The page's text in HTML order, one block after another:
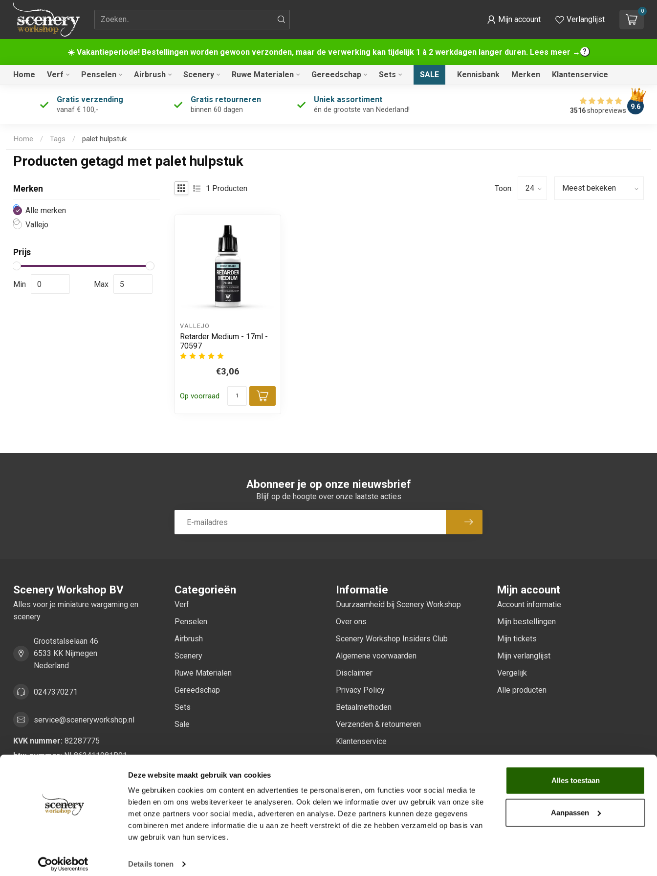
Deze website maakt gebruik van cookies
We gebruiken cookies om content en advertenties te personaliseren, om functies voor social media te
bieden en om ons websiteverkeer te analyseren. Ook delen we informatie over uw gebruik van onze site
met onze partners voor social media, adverteren en analyse. Deze partners kunnen deze gegevens
combineren met andere informatie die u aan ze heeft verstrekt of die ze hebben verzameld op basis van
uw gebruik van hun services.
Details tonen
Alles toestaan
Aanpassen
☀️ Vakantieperiode! Bestellingen worden gewoon verzonden, maar de verwerking kan tijdelijk 1 à 2 werkdagen langer duren. Lees meer →
Zoekterm Mijn account Verlanglijst
0
Home Verf Penselen Airbrush Scenery Ruwe Materialen Gereedschap Sets SALE Kennisbank Merken Klantenservice
Gratis verzending
vanaf € 100,-
Gratis retourneren
binnen 60 dagen
Uniek assortiment
én de grootste van Nederland! 3516shopreviews 9.6
Home / Tags / palet hulpstuk
Producten getagd met palet hulpstuk
Merken
Alle merken
Vallejo
Prijs
Min Max
1 Producten Toon:
VALLEJO
Retarder Medium - 17ml -
70597
€3,06
Op voorraad
Toevoegen aan winkelwagen
Abonneer je op onze nieuwsbrief
Blijf op de hoogte over onze laatste acties
Abonneer
Scenery Workshop BV
Alles voor je miniature wargaming en
scenery
Grootstalselaan 46
6533 KK Nijmegen
Nederland
0247370271
service@sceneryworkshop.nl
KVK nummer: 82287775
btw-nummer:NL862411981B01
Categorieën
Verf
Penselen
Airbrush
Scenery
Ruwe Materialen
Gereedschap
Sets
Sale
Informatie
Duurzaamheid bij Scenery Workshop
Over ons
Scenery Workshop Insiders Club
Algemene voorwaarden
Disclaimer
Privacy Policy
Betaalmethoden
Verzenden & retourneren
Klantenservice
Mijn account
Account informatie
Mijn bestellingen
Mijn tickets
Mijn verlanglijst
Vergelijk
Alle producten
Volg ons op:
Facebook
YoutubeInstagram